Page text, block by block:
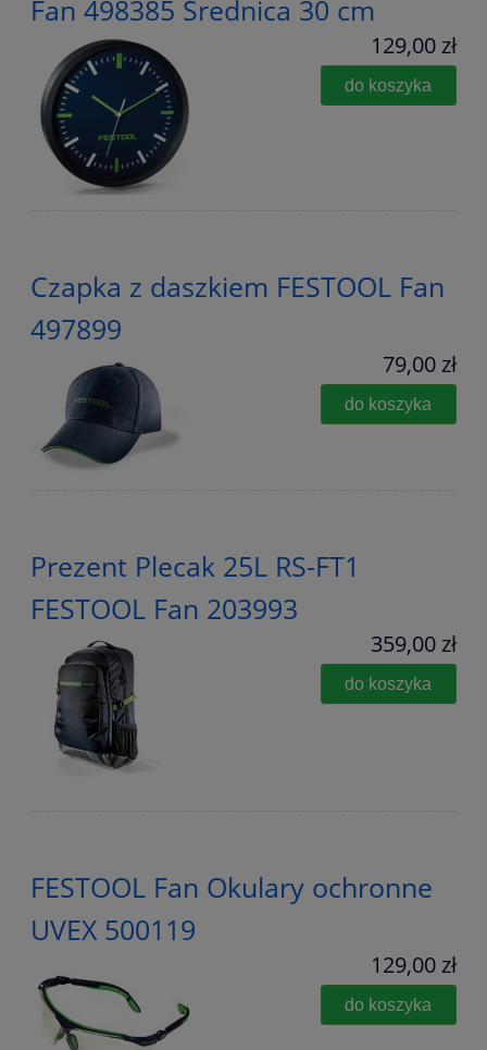
Fan 498385 Średnica 30 cm
129,00 zł
do koszyka
Czapka z daszkiem FESTOOL Fan
497899
79,00 zł
do koszyka
Prezent Plecak 25L RS-FT1
FESTOOL Fan 203993
359,00 zł
do koszyka
FESTOOL Fan Okulary ochronne
UVEX 500119
129,00 zł
do koszyka